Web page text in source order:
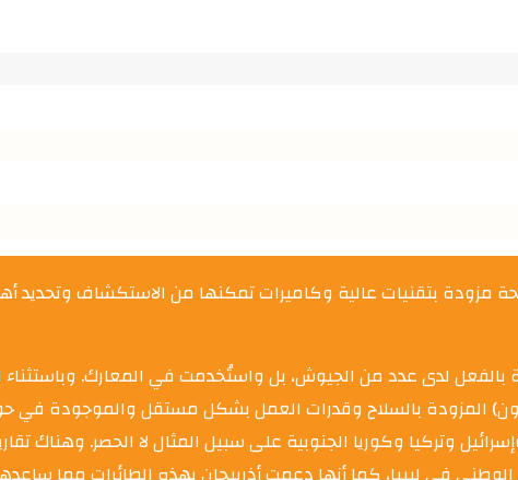
مزودة بتقنيات عالية وكاميرات تمكنها من الاستكشاف
بالفعل لدى عدد من الجيوش، بل واستُخدمت في المعارك. وباستثناء
المزودة بالسلاح وقدرات العمل بشكل مستقل والموجودة
وتركيا وكوريا الجنوبية على سبيل المثال لا الحصر.